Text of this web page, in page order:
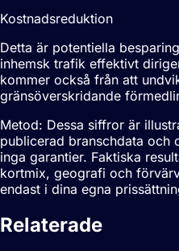
Kostnadsreduktion
Detta är potentiella
inhemsk trafik effektivt
kommer också från att
gränsöverskridande
Metod: Dessa siffror är
publicerad branschdata och
inga garantier. Faktiska
kortmix, geografi och
endast i dina egna
Relaterade